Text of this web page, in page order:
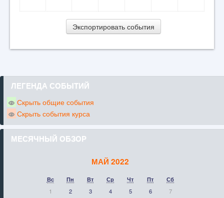
ЛЕГЕНДА СОБЫТИЙ
Скрыть общие события
Скрыть события курса
МЕСЯЧНЫЙ ОБЗОР
МАЙ 2022
Вс Пн Вт Ср Чт Пт
Сб
1
2 3 4 5 6
7